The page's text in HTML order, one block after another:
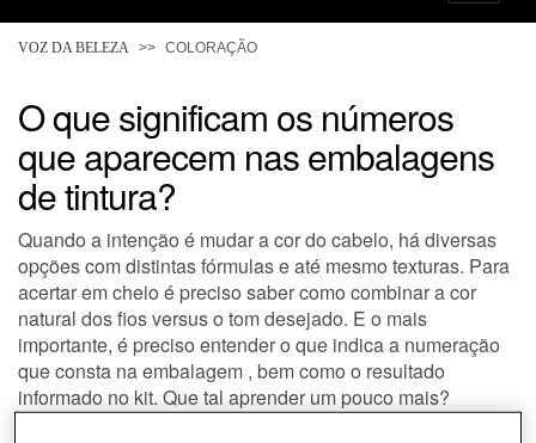
CABELO
COLORAÇÃO
DESODORANTE
FRAGRÂNCIA
PELE
SOLAR
VOZ DA BELEZA COLORAÇÃO
O que significam os números
que aparecem nas embalagens
de tintura?
Quando a intenção é mudar a cor do cabelo, há diversas
opções com distintas fórmulas e até mesmo texturas. Para
acertar em cheio é preciso saber como combinar a cor
natural dos fios versus o tom desejado. E o mais
importante, é preciso entender o que indica a numeração
que consta na embalagem , bem como o resultado
informado no kit. Que tal aprender um pouco mais?